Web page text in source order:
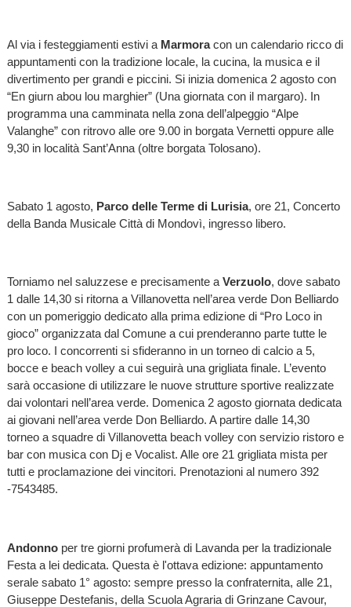
Al via i festeggiamenti estivi a Marmoracon un calendario ricco di
appuntamenti con la tradizione locale, la cucina, la musica e il
divertimento per grandi e piccini. Si inizia domenica 2 agosto con
“En giurn abou lou marghier” (Una giornata con il margaro). In
programma una camminata nella zona dell’alpeggio “Alpe
Valanghe” con ritrovo alle ore 9.00 in borgata Vernetti oppure alle
9,30 in località Sant’Anna (oltre borgata Tolosano).
Sabato 1 agosto, Parco delle Terme di Lurisia, ore 21, Concerto
della Banda Musicale Città di Mondovì, ingresso libero.
Torniamo nel saluzzese e precisamente a Verzuolo, dove sabato
1 dalle 14,30 si ritorna a Villanovetta nell’area verde Don Belliardo
con un pomeriggio dedicato alla prima edizione di “Pro Loco in
gioco” organizzata dal Comune a cui prenderanno parte tutte le
pro loco. I concorrenti si sfideranno in un torneo di calcio a 5,
bocce e beach volley a cui seguirà una grigliata finale. L’evento
sarà occasione di utilizzare le nuove strutture sportive realizzate
dai volontari nell’area verde. Domenica 2 agosto giornata dedicata
ai giovani nell’area verde Don Belliardo. A partire dalle 14,30
torneo a squadre di Villanovetta beach volley con servizio ristoro e
bar con musica con Dj e Vocalist. Alle ore 21 grigliata mista per
tutti e proclamazione dei vincitori. Prenotazioni al numero 392
-7543485.
Andonnoper tre giorni profumerà di Lavanda per la tradizionale
Festa a lei dedicata. Questa è l'ottava edizione: appuntamento
serale sabato 1° agosto: sempre presso la confraternita, alle 21,
Giuseppe Destefanis, della Scuola Agraria di Grinzane Cavour,